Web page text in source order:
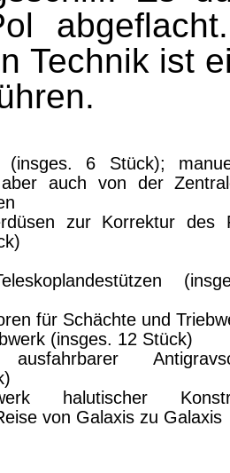
Technik ist
(insges. 6 Stück);
auch von der
zur Korrektur des
für Schächte und
(insges. 12 Stück)
ausfahrbarer
halutischer
von Galaxis zu Galaxis